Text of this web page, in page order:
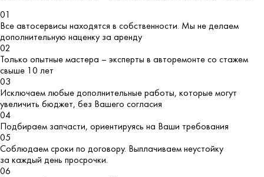
01
Все автосервисы находятся в собственности. Мы не делаем
дополнительную наценку за аренду
02
Только опытные мастера – эксперты в авторемонте со стажем
свыше 10 лет
03
Исключаем любые дополнительные работы, которые могут
увеличить бюджет, без Вашего согласия
04
Подбираем запчасти, ориентируясь на Ваши требования
05
Соблюдаем сроки по договору. Выплачиваем неустойку
за каждый день просрочки.
06